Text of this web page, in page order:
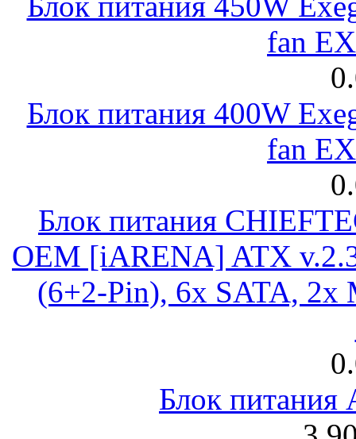
fan
Блок питания 400W
fan
Блок питания
OEM [iARENA] ATX
(6+2-Pin), 6x SATA, 2x
Блок питания